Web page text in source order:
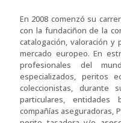
En 2008 comenzó su
con la fundaciñon de la
catalogación, valoración
mercado europeo. En
profesionales del
especializados, peritos
coleccionistas, durante
particulares, entidades
compañías aseguradoras,